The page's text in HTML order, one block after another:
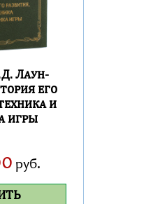
Лаун-
его
и
игры
руб.